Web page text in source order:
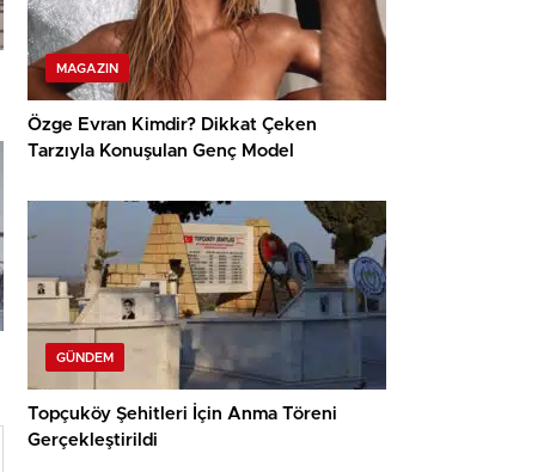
MAGAZIN
Özge Evran Kimdir? Dikkat Çeken
Tarzıyla Konuşulan Genç Model
GÜNDEM
Topçuköy Şehitleri İçin Anma Töreni
Gerçekleştirildi